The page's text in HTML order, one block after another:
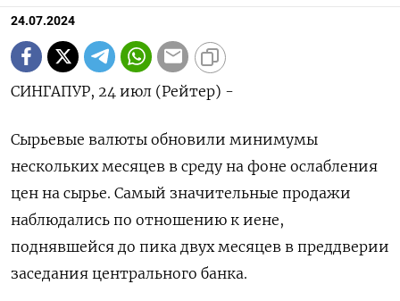
24.07.2024
СИНГАПУР, 24 июл (Рейтер) -
Сырьевые валюты обновили минимумы
нескольких месяцев в среду на фоне ослабления
цен на сырье. Самый значительные продажи
наблюдались по отношению к иене,
поднявшейся до пика двух месяцев в преддверии
заседания центрального банка.